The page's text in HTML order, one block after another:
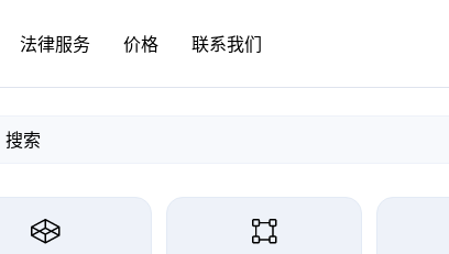
法律服务 价格 联系我们